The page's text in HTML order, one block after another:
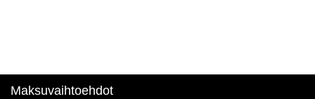
Maksuvaihtoehdot